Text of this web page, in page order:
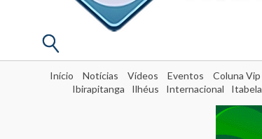
Início Notícias Vídeos Eventos Coluna Vip
Ibirapitanga
Ilhéus Internacional Itabela